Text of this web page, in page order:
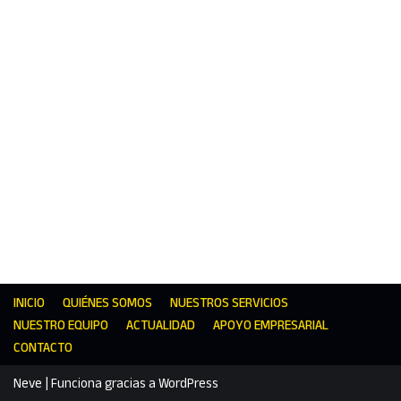
INICIO QUIÉNES SOMOS
NUESTROS SERVICIOS
NUESTRO EQUIPO
ACTUALIDAD
APOYO EMPRESARIAL
CONTACTO
Neve| Funciona gracias aWordPress